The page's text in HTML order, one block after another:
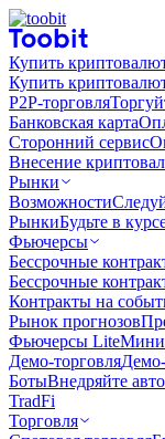
Купить
Купить
P2P-торговля
Банковская карта
Сторонний сервис
Внесение
Рынки
Возможности
РынкиБудьте в
Фьючерсы
Бессрочные
Бессрочные
Контракты на
Рынок прогнозов
Фьючерсы Lite
Демо-торговля
БотыВнедряйте
TradFi
Торговля